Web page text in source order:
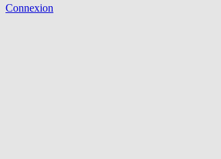
Connexion